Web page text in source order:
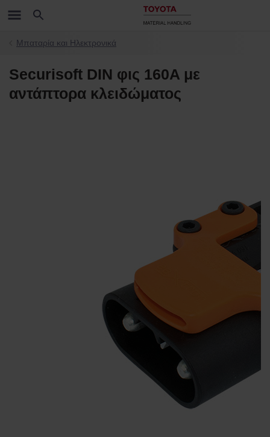
Μπαταρία και Ηλεκτρονικά
Securisoft DIN φις 160A με
αντάπτορα κλειδώματος